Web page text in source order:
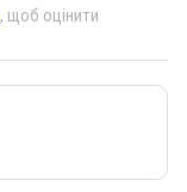
, щоб оцінити